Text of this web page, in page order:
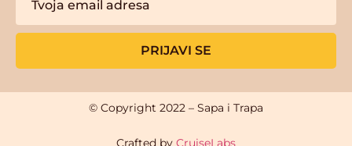
PRIJAVI SE
© Copyright 2022 – Sapa i Trapa
Crafted by CruiseLabs